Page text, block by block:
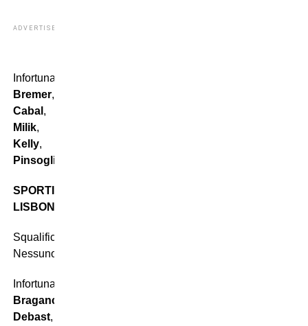
ADVERTISEMENT
Infortunati:
Bremer,
Cabal ,
Milik,
Kelly,
Pinsoglio
SPORTING
LISBONA
Squalificati:
Nessuno
Infortunati:
Braganca
Debast,